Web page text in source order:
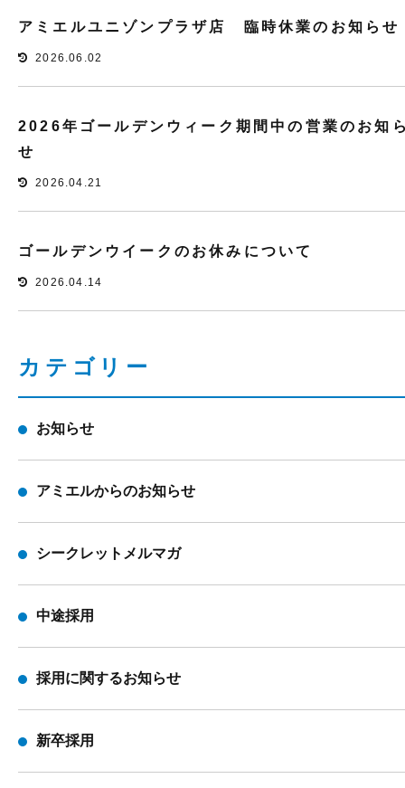
アミエルユニゾンプラザ店 臨時休業のお知らせ
2026.06.02
2026年ゴールデンウィーク期間中の営業のお知
せ
2026.04.21
ゴールデンウイークのお休みについて
2026.04.14
カテゴリー
お知らせ
アミエルからのお知らせ
シークレットメルマガ
中途採用
採用に関するお知らせ
新卒採用